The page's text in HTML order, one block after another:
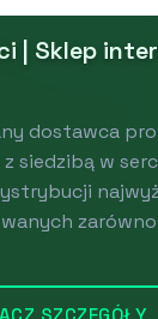
| Sklep
dostawca
siedzibą w